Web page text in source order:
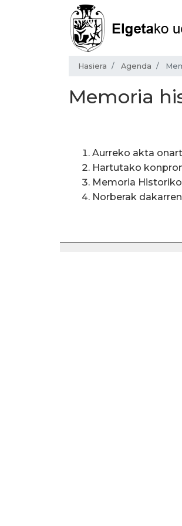
Hasiera Agenda
Memoria
Aurreko akta
Hartutako
Memoria
Norberak